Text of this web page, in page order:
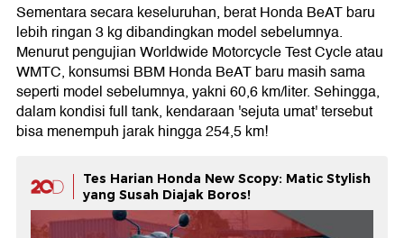
Sementara secara keseluruhan, berat Honda BeAT baru
lebih ringan 3 kg dibandingkan model sebelumnya.
Menurut pengujian Worldwide Motorcycle Test Cycle atau
WMTC, konsumsi BBM Honda BeAT baru masih sama
seperti model sebelumnya, yakni 60,6 km/liter. Sehingga,
dalam kondisi full tank, kendaraan 'sejuta umat' tersebut
bisa menempuh jarak hingga 254,5 km!
Tes Harian Honda New Scopy: Matic Stylish
yang Susah Diajak Boros!